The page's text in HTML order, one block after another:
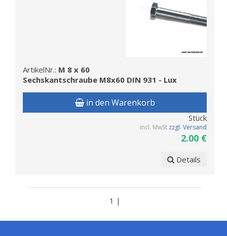
ArtikelNr.: M 8 x 60
Sechskantschraube M8x60 DIN 931 - Lux
in den Warenkorb
Stück
incl. MwSt zzgl. Versand
2.00 €
Details
1 |